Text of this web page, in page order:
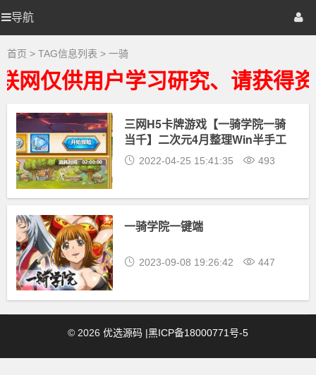
导航
全
-
骑
相
新
资
源
下
载
优
选
源
棋牌源码
首页 > TAG信息列表 > 一骑
仅供用户学习研究、请获得
三网H5卡牌游戏【一骑学院一骑
当千】二次元4月整理Win半手工
服务端
2022-04-25 15:41:35 493
一骑学院一键端
2023-09-08 19:26:42 447
© 2026 优选源码 |黑ICP备18000771号-5